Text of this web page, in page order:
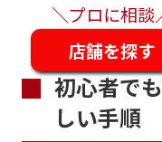
＼プロに相談
店舗を探す
初心者で
しい手順